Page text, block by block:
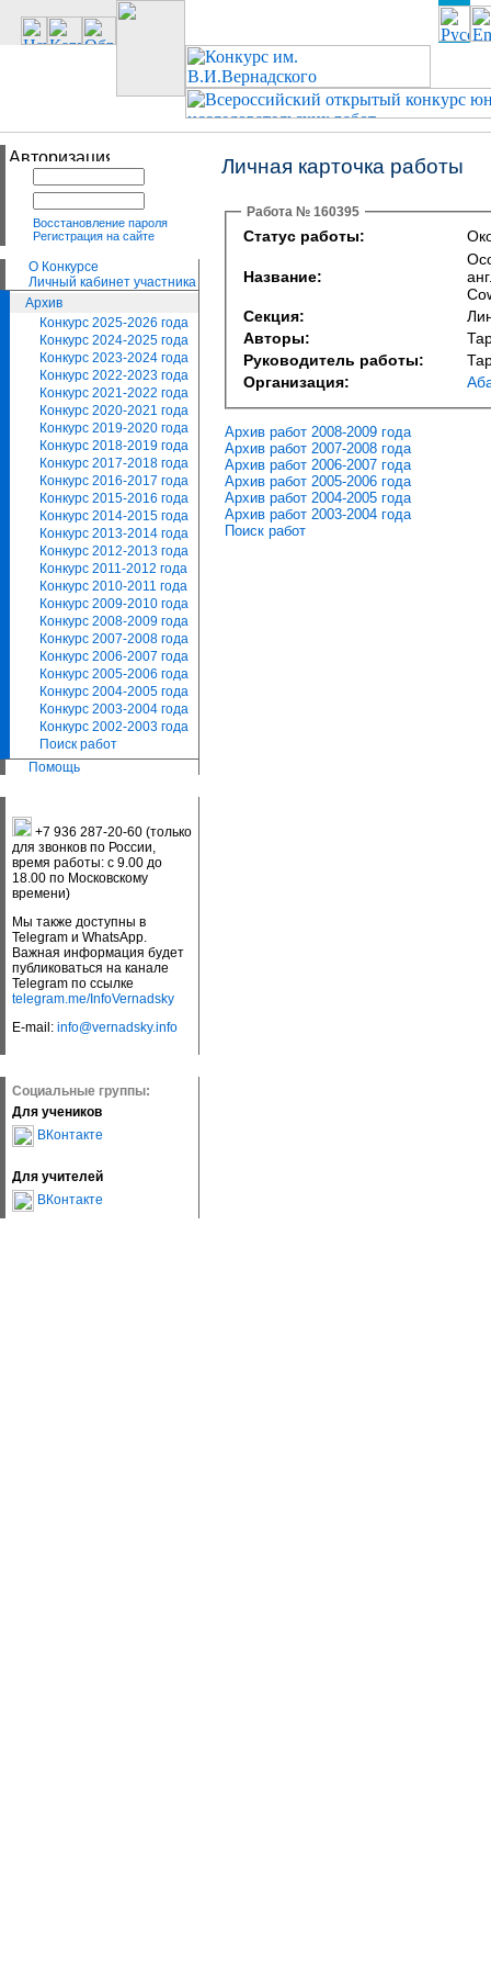
Восстановление пароля
Регистрация на сайте
О Конкурсе
Личный кабинет участника
Архив
Конкурс 2025-2026 года
Конкурс 2024-2025 года
Конкурс 2023-2024 года
Конкурс 2022-2023 года
Конкурс 2021-2022 года
Конкурс 2020-2021 года
Конкурс 2019-2020 года
Конкурс 2018-2019 года
Конкурс 2017-2018 года
Конкурс 2016-2017 года
Конкурс 2015-2016 года
Конкурс 2014-2015 года
Конкурс 2013-2014 года
Конкурс 2012-2013 года
Конкурс 2011-2012 года
Конкурс 2010-2011 года
Конкурс 2009-2010 года
Конкурс 2008-2009 года
Конкурс 2007-2008 года
Конкурс 2006-2007 года
Конкурс 2005-2006 года
Конкурс 2004-2005 года
Конкурс 2003-2004 года
Конкурс 2002-2003 года
Поиск работ
Помощь
+7 936 287-20-60 (только
для звонков по России,
время работы: с 9.00 до
18.00 по Московскому
времени)
Мы также доступны в
Telegram и WhatsApp.
Важная информация будет
публиковаться на канале
Telegram по ссылке
telegram.me/InfoVernadsky
E-mail: info@vernadsky.info
Социальные группы:
Для учеников
ВКонтакте
Для учителей
ВКонтакте
Личная карточка работы
Работа № 160395
Статус работы:
Название:
Секция:
Авторы:
Руководитель работы:
Организация:
Архив работ 2008-2009 года
Архив работ 2007-2008 года
Архив работ 2006-2007 года
Архив работ 2005-2006 года
Архив работ 2004-2005 года
Архив работ 2003-2004 года
Поиск работ